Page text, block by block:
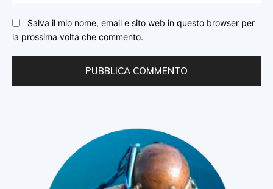
Salva il mio nome, email e sito web in questo browser per
la prossima volta che commento.